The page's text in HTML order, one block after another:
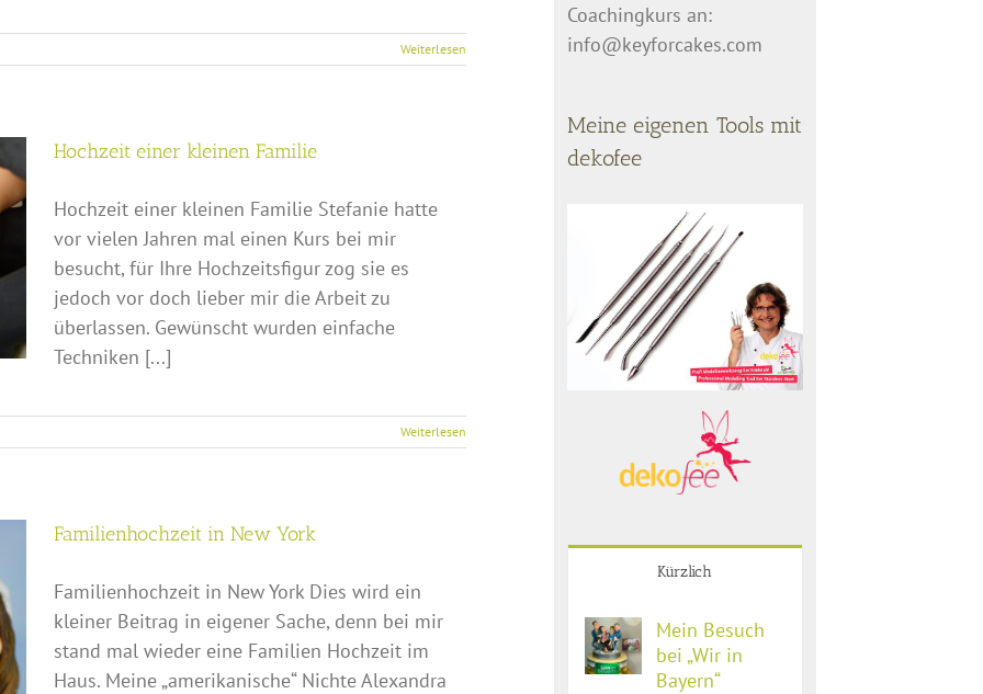
Weiterlesen
Hochzeit einer kleinen Familie
Hochzeit einer kleinen Familie Stefanie hatte
vor vielen Jahren mal einen Kurs bei mir
besucht, für Ihre Hochzeitsfigur zog sie es
jedoch vor doch lieber mir die Arbeit zu
überlassen. Gewünscht wurden einfache
Techniken [...]
Weiterlesen
Familienhochzeit in New York
Familienhochzeit in New York Dies wird ein
kleiner Beitrag in eigener Sache, denn bei mir
stand mal wieder eine Familien Hochzeit im
Haus. Meine „amerikanische“ Nichte Alexandra
Coachingkurs an:
info@keyforcakes.com
Meine eigenen Tools mit
dekofee
Kürzlich
Mein Besuch
bei „Wir in
Bayern“